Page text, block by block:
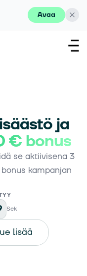
Avaa
ja
€ bonus
se aktiivisena 3
kampanjan
Sek
lisää